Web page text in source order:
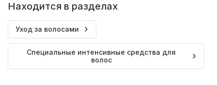
Находится в разделах
Уход за волосами
Специальные интенсивные средства для
волос